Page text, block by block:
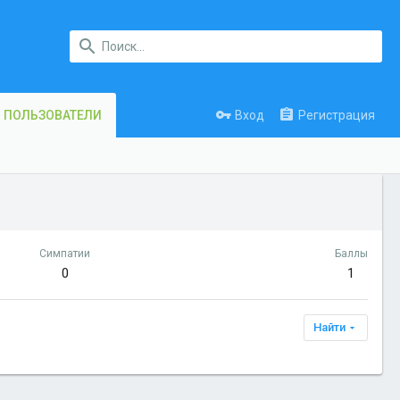
ПОЛЬЗОВАТЕЛИ Вход Регистрация
Симпатии
0
Баллы
1
Найти